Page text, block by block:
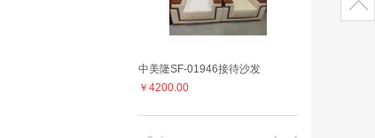
中美隆SF-01946接待沙发
￥4200.00